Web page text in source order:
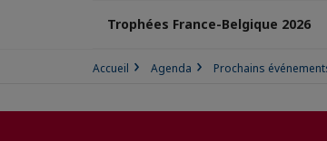
Trophées France-Belgique 2026
Accueil Agenda Prochains